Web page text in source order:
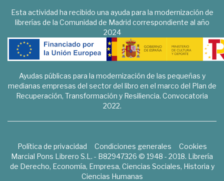
Esta actividad ha recibido una ayuda para la modernización de
librerías de la Comunidad de Madrid correspondiente al año
2024
Ayudas públicas para la modernización de las pequeñas y
medianas empresas del sector del libro en el marco del Plan de
Recuperación, Transformación y Resiliencia. Convocatoria
2022.
Política de privacidad Condiciones generales
Cookies
Marcial Pons Librero S.L. - B82947326 © 1948 - 2018. Librería
de Derecho, Economía, Empresa, Ciencias Sociales, Historia y
Ciencias Humanas